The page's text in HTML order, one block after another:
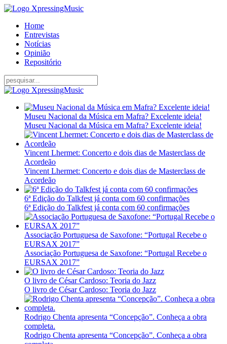
Home
Entrevistas
Notícias
Opinião
Repositório
Museu Nacional da Música em Mafra? Excelente ideia!
Museu Nacional da Música em Mafra? Excelente ideia!
Vincent Lhermet: Concerto e dois dias de Masterclass de
Acordeão
Vincent Lhermet: Concerto e dois dias de Masterclass de
Acordeão
6ª Edição do Talkfest já conta com 60 confirmações
6ª Edição do Talkfest já conta com 60 confirmações
Associação Portuguesa de Saxofone: “Portugal Recebe o
EURSAX 2017”
Associação Portuguesa de Saxofone: “Portugal Recebe o
EURSAX 2017”
O livro de César Cardoso: Teoria do Jazz
O livro de César Cardoso: Teoria do Jazz
Rodrigo Chenta apresenta “Concepção”. Conheça a obra
completa.
Rodrigo Chenta apresenta “Concepção”. Conheça a obra